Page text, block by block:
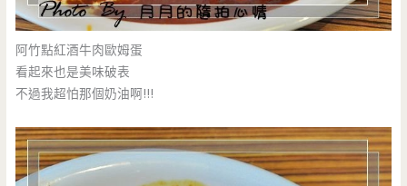
阿竹點紅酒牛肉歐姆蛋
看起來也是美味破表
不過我超怕那個奶油啊!!!